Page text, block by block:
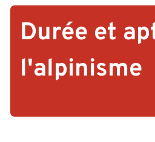
Durée et
l'alpinisme